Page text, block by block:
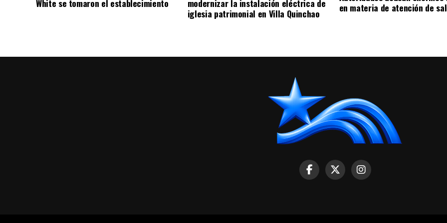
White se tomaron el establecimiento
modernizar la instalación eléctrica de
iglesia patrimonial en Villa Quinchao
en materia de atención de